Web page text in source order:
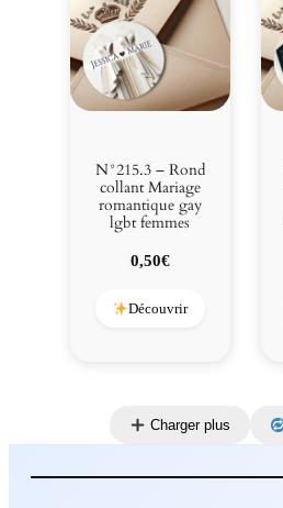
N°215.3 – Rond
collant Mariage
romantique gay
lgbt femmes
0,50€
Découvrir
Charger plus